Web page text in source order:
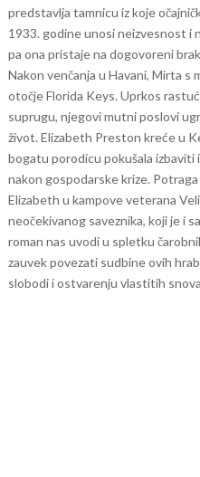
predstavlja tamnicu iz koje
1933. godine unosi neizvesnost i
pa ona pristaje na dogovoreni
Nakon venčanja u Havani, Mirta s
otočje Florida Keys. Uprkos
suprugu, njegovi mutni poslovi
život. Elizabeth Preston kreće u
bogatu porodicu pokušala izbaviti
nakon gospodarske krize.
Elizabeth u kampove veterana
neočekivanog saveznika, koji je i
roman nas uvodi u spletku
zauvek povezati sudbine ovih
slobodi i ostvarenju vlastitih